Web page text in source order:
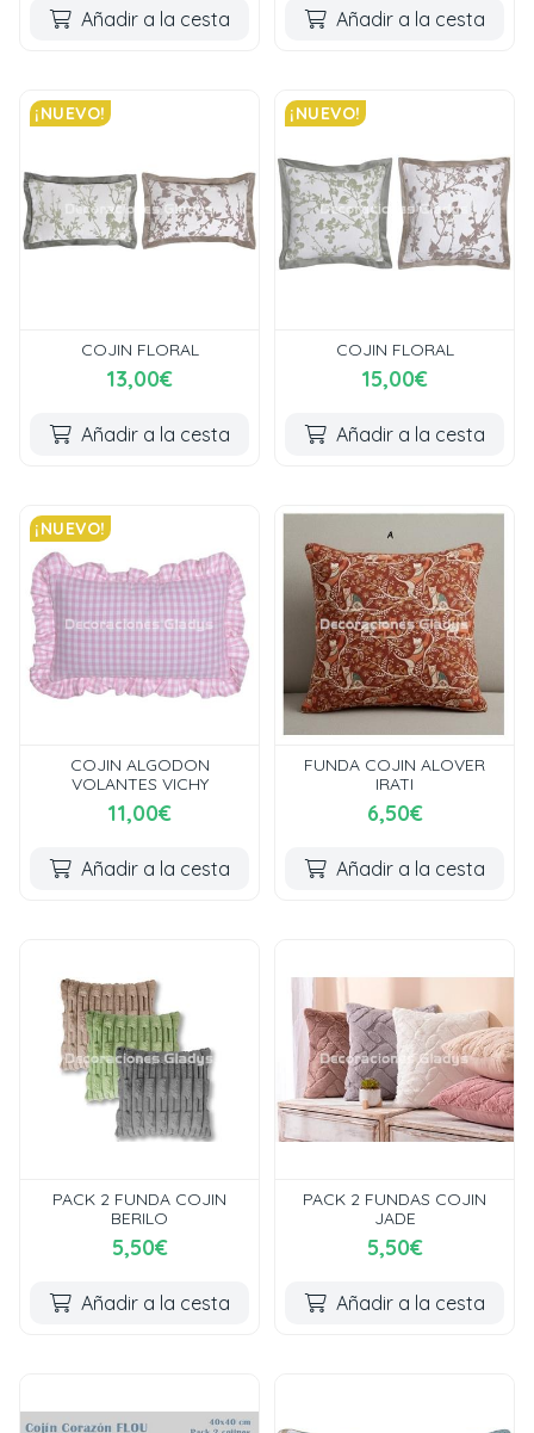
Añadir a la cesta Añadir a la cesta
¡NUEVO!
COJIN FLORAL
13,00€
Añadir a la cesta
¡NUEVO!
COJIN FLORAL
15,00€
Añadir a la cesta
¡NUEVO!
COJIN ALGODON
VOLANTES VICHY
11,00€
Añadir a la cesta
FUNDA COJIN ALOVER
IRATI
6,50€
Añadir a la cesta
PACK 2 FUNDA COJIN
BERILO
5,50€
Añadir a la cesta
PACK 2 FUNDAS COJIN
JADE
5,50€
Añadir a la cesta